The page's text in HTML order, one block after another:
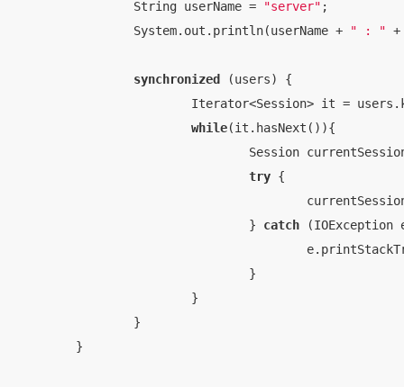
		String userName =
"server" ;
		System.out.println(userName +
" : " +
synchronized
(users) {
while(it.hasNext()){
try {
				}
catch (IOException